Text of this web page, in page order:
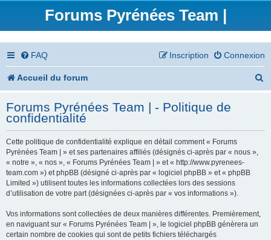
Forums Pyrénées Team |
FAQ Connexion
Inscription
Accueil du forum
h
Forums Pyrénées Team | - Politique de
confidentialité
Cette politique de confidentialité explique en détail comment « Forums
Pyrénées Team | » et ses partenaires affiliés (désignés ci-après par « nous »,
« notre », « nos », « Forums Pyrénées Team | » et « http://www.pyrenees-
team.com ») et phpBB (désigné ci-après par « logiciel phpBB » et « phpBB
Limited ») utilisent toutes les informations collectées lors des sessions
d’utilisation de votre part (désignées ci-après par « vos informations »).
Vos informations sont collectées de deux manières différentes. Premièrement,
en naviguant sur « Forums Pyrénées Team | », le logiciel phpBB génèrera un
certain nombre de cookies qui sont de petits fichiers téléchargés